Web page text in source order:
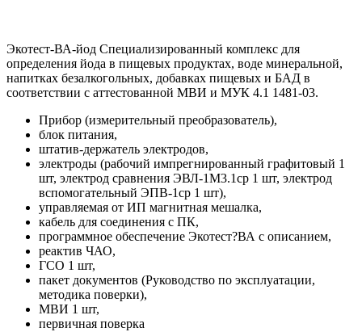
Экотест-ВА-йод Специализированный комплекс для
определения йода в пищевых продуктах, воде минеральной,
напитках безалкогольных, добавках пищевых и БАД в
соответствии с аттестованной МВИ и МУК 4.1 1481-03.
Прибор (измерительный преобразователь),
блок питания,
штатив-держатель электродов,
электроды (рабочий импрегнированный графитовый 1
шт, электрод сравнения ЭВЛ-1М3.1ср 1 шт, электрод
вспомогательный ЭПВ-1ср 1 шт),
управляемая от ИП магнитная мешалка,
кабель для соединения с ПК,
программное обеспечение Экотест?ВА с описанием,
реактив ЧАО,
ГСО 1 шт,
пакет документов (Руководство по эксплуатации,
методика поверки),
МВИ 1 шт,
первичная поверка